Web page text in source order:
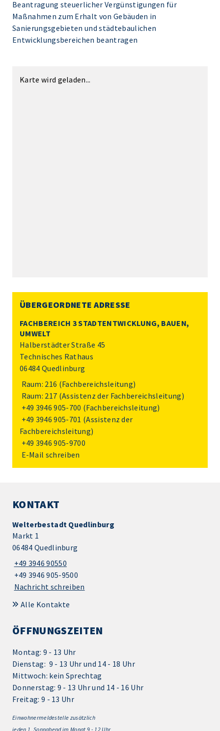
Beantragung steuerlicher Vergünstigungen für
Maßnahmen zum Erhalt von Gebäuden in
Sanierungsgebieten und städtebaulichen
Entwicklungsbereichen beantragen
Karte wird geladen...
ÜBERGEORDNETE ADRESSE
FACHBEREICH 3 STADTENTWICKLUNG, BAUEN,
UMWELT
Halberstädter Straße 45
Technisches Rathaus
06484 Quedlinburg
Raum: 216 (Fachbereichsleitung)
Raum: 217 (Assistenz der Fachbereichsleitung)
+49 3946 905-700 (Fachbereichsleitung)
+49 3946 905-701 (Assistenz der
Fachbereichsleitung)
+49 3946 905-9700
E-Mail schreiben
KONTAKT
Welterbestadt Quedlinburg
Markt 1
06484 Quedlinburg
+49 3946 90550
+49 3946 905-9500
Nachricht schreiben
Alle Kontakte
ÖFFNUNGSZEITEN
Montag: 9 - 13 Uhr
Dienstag: 9 - 13 Uhr und 14 - 18 Uhr
Mittwoch: kein Sprechtag
Donnerstag: 9 - 13 Uhr und 14 - 16 Uhr
Freitag: 9 - 13 Uhr
Einwohnermeldestelle zusätzlich
jeden 1. Sonnabend im Monat 9 - 12 Uhr